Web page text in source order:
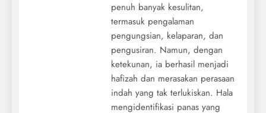
penuh banyak kesulitan,
termasuk pengalaman
pengungsian, kelaparan, dan
pengusiran. Namun, dengan
ketekunan, ia berhasil menjadi
hafizah dan merasakan perasaan
indah yang tak terlukiskan. Hala
mengidentifikasi panas yang